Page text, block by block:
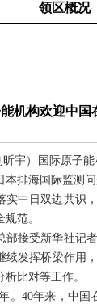
领区概况
机构欢迎中
）国际原子能
排海国际监测问
日双边共识
范。
受新华社记者
发挥桥梁作用
比对等工作。
40年来，中国